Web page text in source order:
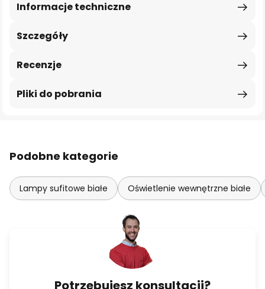
Szczegóły
Informacje techniczne
Recenzje
Pliki do pobrania
Podobne kategorie
Lampy sufitowe białe Oświetlenie wewnętrzne białe
Potrzebujesz konsultacji?